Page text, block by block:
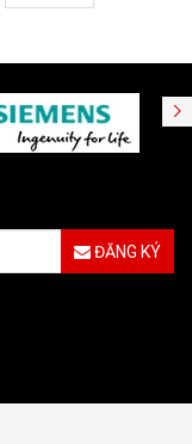
ĐĂNG KÝ